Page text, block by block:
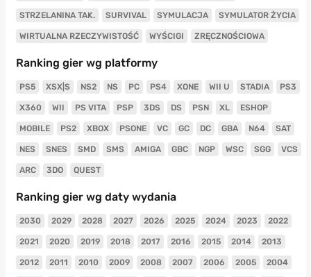
STRZELANINA TAK. SURVIVAL SYMULACJA SYMULATOR ŻYCIA
WIRTUALNA RZECZYWISTOŚĆ WYŚCIGI ZRĘCZNOŚCIOWA
Ranking gier wg platformy
PS5 XSX|S NS2 NS PC PS4 XONE WII U STADIA PS3
X360 WII PS VITA PSP 3DS DS PSN XL ESHOP
MOBILE PS2 XBOX PSONE VC GC DC GBA N64 SAT
NES SNES SMD SMS AMIGA GBC NGP WSC SGG VCS
ARC 3DO QUEST
Ranking gier wg daty wydania
2030 2029 2028 2027 2026 2025 2024 2023 2022
2021 2020 2019 2018 2017 2016 2015 2014 2013
2012 2011 2010 2009 2008 2007 2006 2005 2004